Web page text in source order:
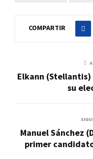
COMPARTIR
Elkann
su
Manuel Sánchez
primer